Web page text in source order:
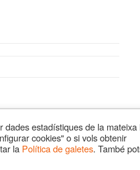
estadístiques de la mateixa
cookies" o si vols obtenir
la Política de galetes. També